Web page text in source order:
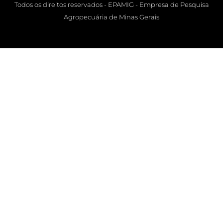
Todos os direitos reservados - EPAMIG - Empresa de Pesquisa
Agropecuária de Minas Gerais